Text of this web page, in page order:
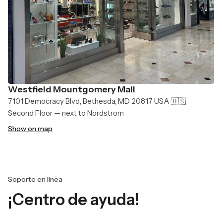
Westfield Mountgomery Mall
7101 Democracy Blvd, Bethesda, MD 20817 USA 🇺🇸
Second Floor — next to Nordstrom
Show on map
Soporte en línea
¡Centro de ayuda!